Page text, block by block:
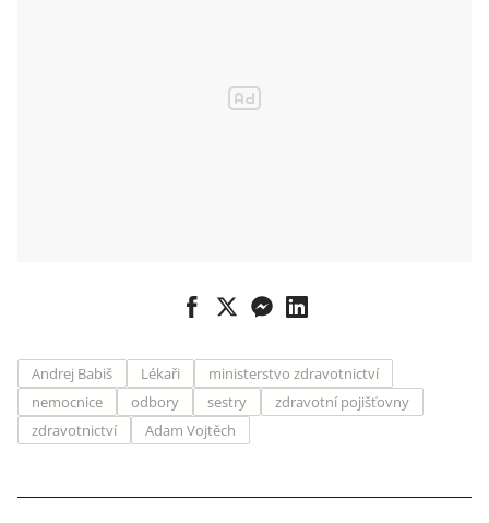
Andrej Babiš Lékaři
ministerstvo zdravotnictví
nemocnice
odbory sestry
zdravotní pojišťovny
zdravotnictví
Adam Vojtěch